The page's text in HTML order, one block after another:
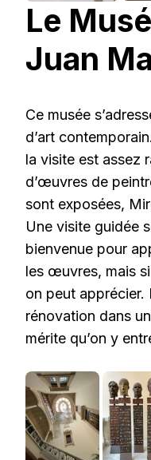
Le
Juan
Ce musée
d’art
la visite est assez
d’œuvres de
sont exposées,
Une visite guidée
bienvenue pour
les œuvres, mais
on peut apprécier.
rénovation dans
mérite qu’on y